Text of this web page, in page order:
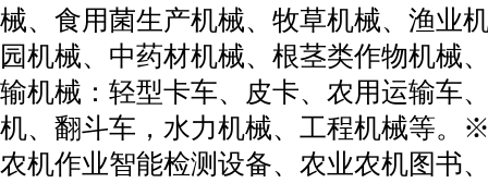
械、食用菌生产机械、牧草机械、渔业
园机械、中药材机械、根茎类作物机械
输机械：轻型卡车、皮卡、农用运输车
机、翻斗车，水力机械、工程机械等。
农机作业智能检测设备、农业农机图书